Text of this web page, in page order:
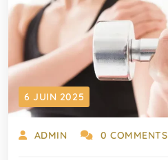
6 JUIN 2025
ADMIN 0 COMMENTS